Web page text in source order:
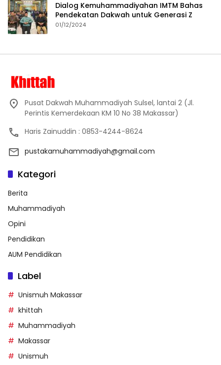
Dialog Kemuhammadiyahan IMTM Bahas
Pendekatan Dakwah untuk Generasi Z
01/12/2024
Pusat Dakwah Muhammadiyah Sulsel, lantai 2 (Jl.
Perintis Kemerdekaan KM 10 No 38 Makassar)
Haris Zainuddin : 0853-4244-8624
pustakamuhammadiyah@gmail.com
Kategori
Berita
Muhammadiyah
Opini
Pendidikan
AUM Pendidikan
Label
Unismuh Makassar
khittah
Muhammadiyah
Makassar
Unismuh